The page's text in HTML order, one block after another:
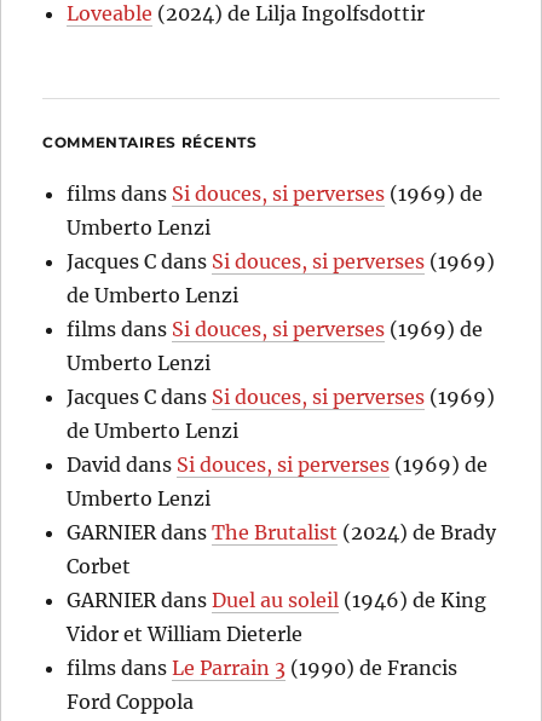
Loveable (2024) de Lilja Ingolfsdottir
COMMENTAIRES RÉCENTS
films dans Si douces, si perverses (1969) de
Umberto Lenzi
Jacques C dans Si douces, si perverses (1969)
de Umberto Lenzi
films dans Si douces, si perverses (1969) de
Umberto Lenzi
Jacques C dans Si douces, si perverses (1969)
de Umberto Lenzi
David dans Si douces, si perverses (1969) de
Umberto Lenzi
GARNIERdansThe Brutalist (2024) de Brady
Corbet
GARNIERdansDuel au soleil (1946) de King
Vidor et William Dieterle
films dansLe Parrain 3 (1990) de Francis
Ford Coppola